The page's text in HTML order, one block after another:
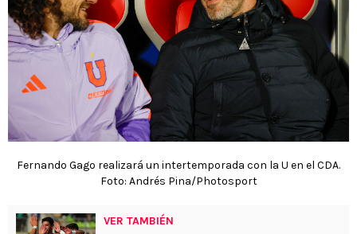
Fernando Gago realizará un intertemporada con la U en el CDA.
Foto: Andrés Pina/Photosport
VER TAMBIÉN